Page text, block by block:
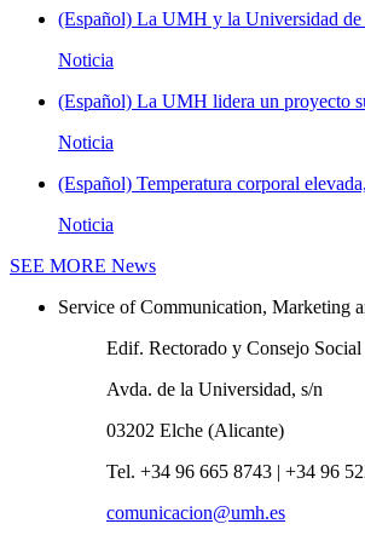
(Español) La UMH y la Universidad de
Noticia
(Español) La UMH lidera un proyecto
Noticia
(Español) Temperatura corporal
Noticia
SEE MORE News
Service of Communication, Marketing
Edif. Rectorado y Consejo Social
Avda. de la Universidad, s/n
03202 Elche (Alicante)
Tel. +34 96 665 8743 | +34 96
comunicacion@umh.es